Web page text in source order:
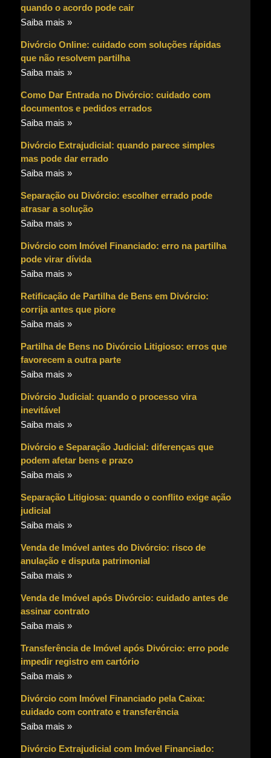
quando o acordo pode cair
Saiba mais »
Divórcio Online: cuidado com soluções rápidas
que não resolvem partilha
Saiba mais »
Como Dar Entrada no Divórcio: cuidado com
documentos e pedidos errados
Saiba mais »
Divórcio Extrajudicial: quando parece simples
mas pode dar errado
Saiba mais »
Separação ou Divórcio: escolher errado pode
atrasar a solução
Saiba mais »
Divórcio com Imóvel Financiado: erro na partilha
pode virar dívida
Saiba mais »
Retificação de Partilha de Bens em Divórcio:
corrija antes que piore
Saiba mais »
Partilha de Bens no Divórcio Litigioso: erros que
favorecem a outra parte
Saiba mais »
Divórcio Judicial: quando o processo vira
inevitável
Saiba mais »
Divórcio e Separação Judicial: diferenças que
podem afetar bens e prazo
Saiba mais »
Separação Litigiosa: quando o conflito exige ação
judicial
Saiba mais »
Venda de Imóvel antes do Divórcio: risco de
anulação e disputa patrimonial
Saiba mais »
Venda de Imóvel após Divórcio: cuidado antes de
assinar contrato
Saiba mais »
Transferência de Imóvel após Divórcio: erro pode
impedir registro em cartório
Saiba mais »
Divórcio com Imóvel Financiado pela Caixa:
cuidado com contrato e transferência
Saiba mais »
Divórcio Extrajudicial com Imóvel Financiado: